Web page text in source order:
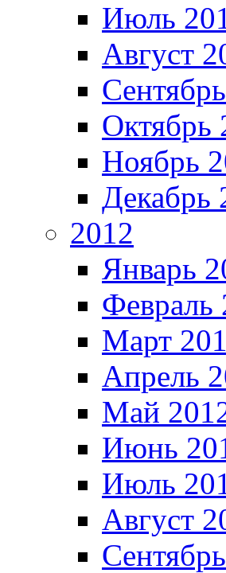
Июль
Август
Октябрь
Ноябрь
Декабрь
2012
Январь
Февраль
Март
Апрель
Май
Июнь
Июль
Август